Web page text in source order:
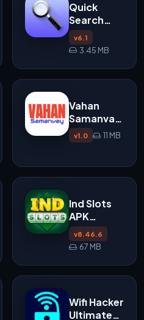
Quick
Search
Widget
APK v6.1
v6.1
3.45 MB
Vahan
Samanvay
APK
v1.0 11 MB
Ind Slots
APK
v8.46.6
v8.46.6
67 MB
Wifi Hacker
Ultimate